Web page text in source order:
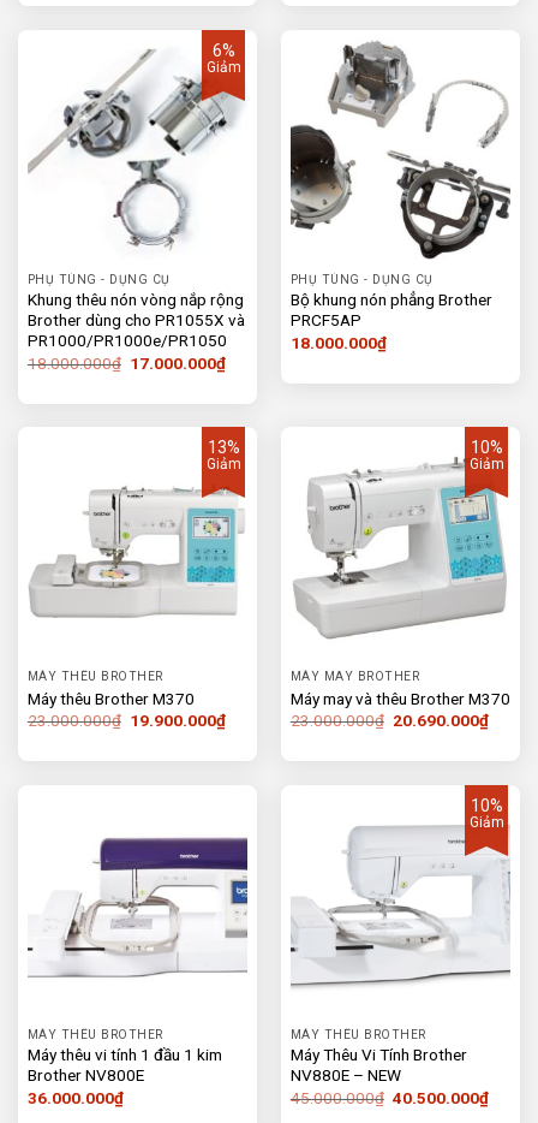
18.000.000₫.là:
14.590.000₫.
6%
Giảm
PHỤ TÙNG - DỤNG CỤ
Khung thêu nón vòng nắp rộng
Brother dùng cho PR1055X và
PR1000/PR1000e/PR1050
18.000.000₫ Giá
18.000.000₫.
17.000.000₫Giá
hiện
là:
17.000.000₫.
PHỤ TÙNG - DỤNG CỤ
Bộ khung nón phẳng Brother
PRCF5AP
18.000.000₫
13%
Giảm
MÁY THÊU BROTHER
Máy thêu Brother M370
23.000.000₫ Giá
23.000.000₫.
19.900.000₫Giá
hiện
là:
10%
Giảm
MÁY MAY BROTHER
Máy may và thêu Brother M370
23.000.000₫ Giá
23.000.000₫.
20.690.000₫Giá
hiện
là:
MÁY THÊU BROTHER
Máy thêu vi tính 1 đầu 1 kim
Brother NV800E
36.000.000₫
10%
Giảm
MÁY THÊU BROTHER
Máy Thêu Vi Tính Brother
NV880E – NEW
45.000.000₫ Giá
40.500.000₫Giá
hiện